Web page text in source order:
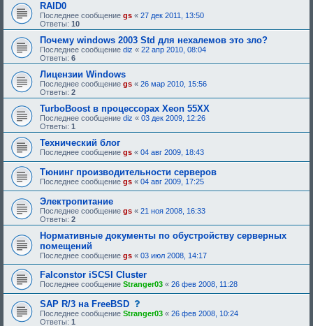
RAID0
Последнее сообщение gs « 27 дек 2011, 13:50
Ответы: 10
Почему windows 2003 Std для нехалемов это зло?
Последнее сообщение diz « 22 апр 2010, 08:04
Ответы: 6
Лицензии Windows
Последнее сообщение gs « 26 мар 2010, 15:56
Ответы: 2
TurboBoost в процессорах Xeon 55XX
Последнее сообщение diz « 03 дек 2009, 12:26
Ответы: 1
Технический блог
Последнее сообщение gs « 04 авг 2009, 18:43
Тюнинг производительности серверов
Последнее сообщение gs « 04 авг 2009, 17:25
Электропитание
Последнее сообщение gs « 21 ноя 2008, 16:33
Ответы: 2
Нормативные документы по обустройству серверных
помещений
Последнее сообщение gs « 03 июл 2008, 14:17
Falconstor iSCSI Cluster
Последнее сообщение Stranger03 « 26 фев 2008, 11:28
SAP R/3 на FreeBSD
о
о
Последнее сообщение Stranger03 « 26 фев 2008, 10:24
Ответы: 1